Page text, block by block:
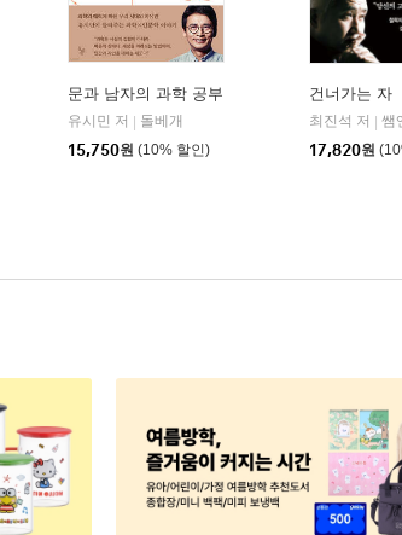
문과 남자의 과학 공부
유시민 저
돌베개
15,750원 (10% 할인)
건너가는 자
최진석 저
쌤
17,820원